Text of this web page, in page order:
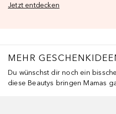
Jetzt entdecken
MEHR
Du wünschst dir noch ein
diese Beautys bringen Mamas